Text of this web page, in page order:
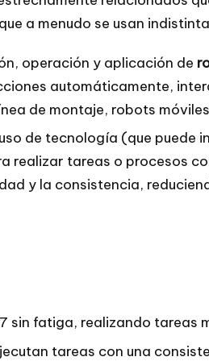
a menudo se usan
operación y aplicación de
automáticamente,
de montaje, robots
de tecnología (que
realizar tareas o procesos
y la consistencia,
sin fatiga, realizando tareas
tareas con una